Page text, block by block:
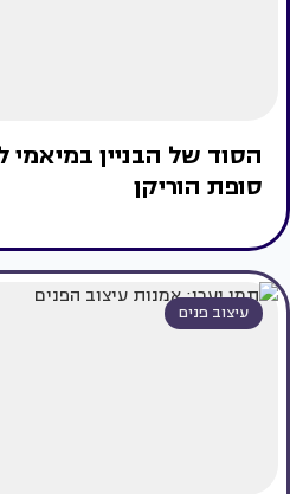
הסוד של הבניין
סופת הוריקן
עיצוב פנים